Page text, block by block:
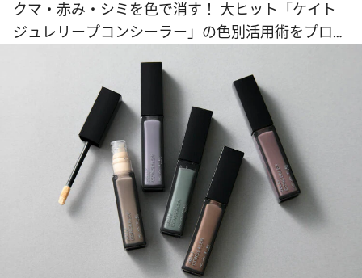
クマ・赤み・シミを色で消す！ 大ヒット「ケイト
ジュレリープコンシーラー」の色別活用術をプロが